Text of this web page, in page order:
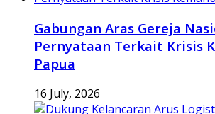
Gabungan Aras Gereja
Pernyataan Terkait Krisis
Papua
16 July, 2026